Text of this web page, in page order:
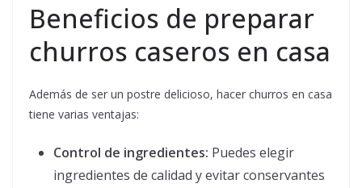
Beneficios de preparar
churros caseros en casa
Además de ser un postre delicioso, hacer churros en casa
tiene varias ventajas:
Control de ingredientes: Puedes elegir
ingredientes de calidad y evitar conservantes